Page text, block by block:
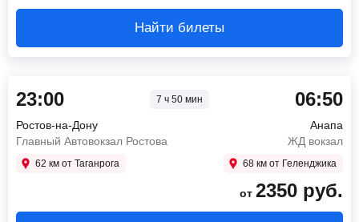
Найти билеты
23:00 7 ч 50 мин
Ростов-на-Дону
Главный Автовокзал Ростова
62 км от Таганрога
06:50
Анапа
ЖД вокзал
68 км от Геленджика
от 2350 руб.